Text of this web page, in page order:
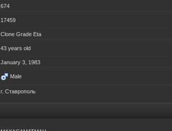
674
17459
Clone Grade Eta
43 years old
January 3, 1983
Male
г. Ставрополь